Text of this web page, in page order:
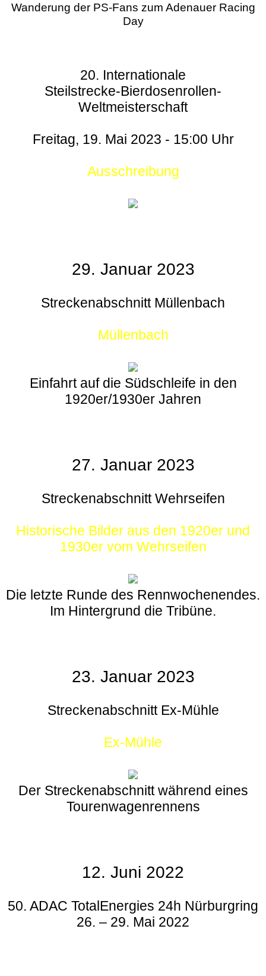
Wanderung der PS-Fans zum Adenauer Racing
Day
20. Internationale
Steilstrecke-Bierdosenrollen-
Weltmeisterschaft
Freitag, 19. Mai 2023 - 15:00 Uhr
Ausschreibung
29. Januar 2023
Streckenabschnitt Müllenbach
Müllenbach
Einfahrt auf die Südschleife in den
1920er/1930er Jahren
27. Januar 2023
Streckenabschnitt Wehrseifen
Historische Bilder aus den 1920er und
1930er vom Wehrseifen
Die letzte Runde des Rennwochenendes.
Im Hintergrund die Tribüne.
23. Januar 2023
Streckenabschnitt Ex-Mühle
Ex-Mühle
Der Streckenabschnitt während eines
Tourenwagenrennens
12. Juni 2022
50. ADAC TotalEnergies 24h Nürburgring
26. – 29. Mai 2022